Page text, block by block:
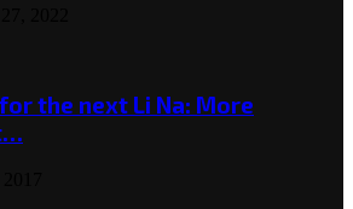
the next Li Na: More